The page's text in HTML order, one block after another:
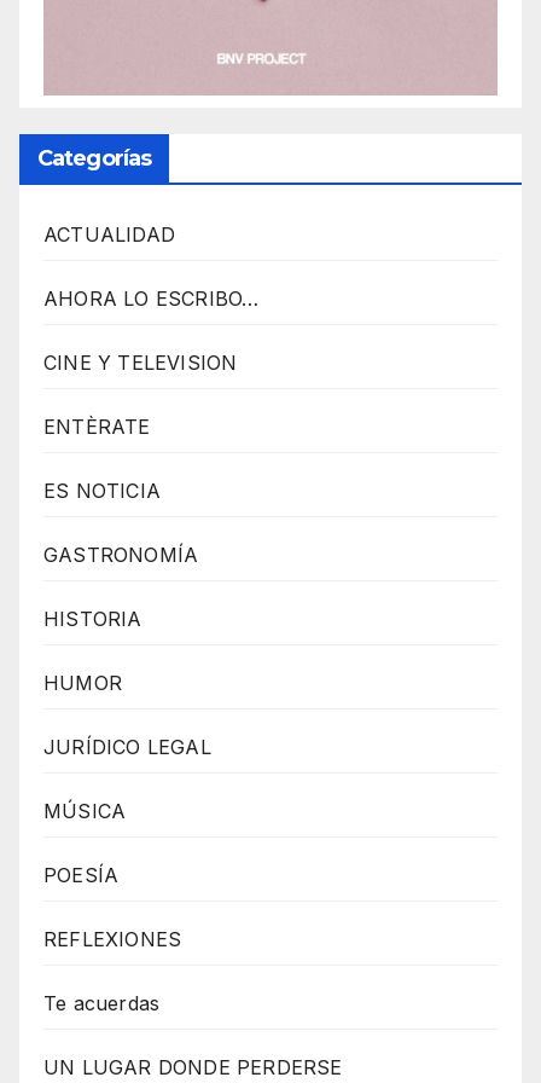
L
G
N
o
r
d
y
r
P
e
s
b
e
Categorías
ACTUALIDAD
AHORA LO ESCRIBO…
CINE Y TELEVISION
ENTÈRATE
ES NOTICIA
GASTRONOMÍA
HISTORIA
HUMOR
JURÍDICO LEGAL
MÚSICA
POESÍA
REFLEXIONES
Te acuerdas
UN LUGAR DONDE PERDERSE